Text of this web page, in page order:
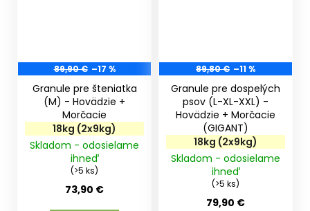
89,90 € –17 %
Granule pre šteniatka
(M) - Hovädzie +
18kg (2x9kg)
Skladom - odosielame
ihneď
(>5 ks)
73,90 €
89,80 € –11 %
Granule pre dospelých
psov (L-XL-XXL) -
Hovädzie + Morčacie
18kg (2x9kg)
Skladom - odosielame
ihneď
(>5 ks)
79,90 €